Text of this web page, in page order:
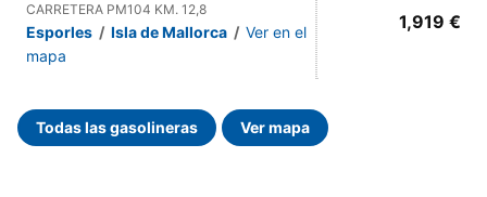
CARRETERA PM104 KM. 12,8
Esporles / Isla de Mallorca / Ver en el
mapa
1,919 €
Todas las gasolineras Ver mapa